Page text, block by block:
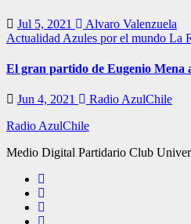
Jul 5, 2021
Alvaro Valenzuela
Actualidad Azules por el mundo La
El gran partido de Eugenio Mena
Jun 4, 2021
Radio AzulChile
Radio AzulChile
Medio Digital Partidario Club